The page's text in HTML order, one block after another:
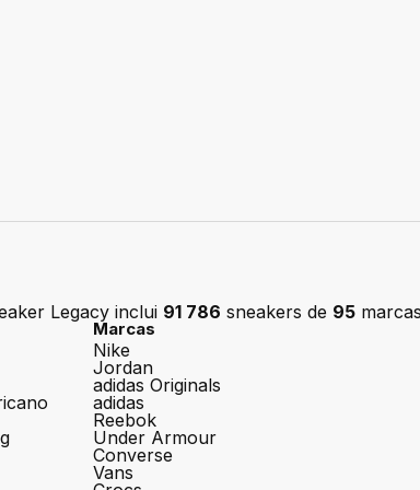
Legacy inclui 91 786 sneakers de 95
Marcas
Nike
Jordan
adidas Originals
adidas
Reebok
Under Armour
Converse
Vans